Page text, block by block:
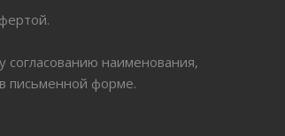
согласованию наименования,
письменной форме.